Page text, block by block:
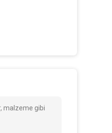
malzeme gibi